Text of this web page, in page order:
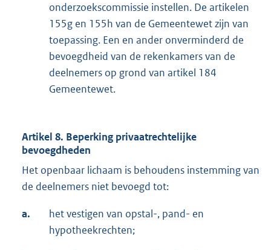
onderzoekscommissie instellen. De artikelen
155g en 155h van de Gemeentewet zijn van
toepassing. Een en ander onverminderd de
bevoegdheid van de rekenkamers van de
deelnemers op grond van artikel 184
Gemeentewet.
Artikel 8. Beperking privaatrechtelijke
bevoegdheden
Het openbaar lichaam is behoudens instemming van
de deelnemers niet bevoegd tot:
a.
het vestigen van opstal-, pand- en
hypotheekrechten;